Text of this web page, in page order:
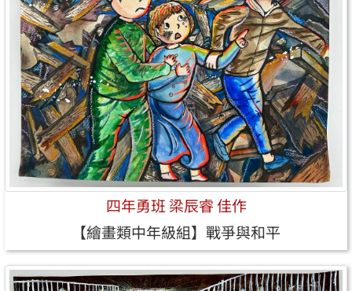
四年勇班 梁辰睿 佳作
【繪畫類中年級組】戰爭與和平